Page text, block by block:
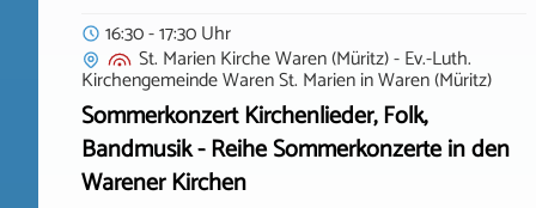
16:30 - 17:30 Uhr
St. Marien Kirche Waren (Müritz) - Ev.-Luth.
Kirchengemeinde Waren St. MarieninWaren (Müritz)
Sommerkonzert Kirchenlieder, Folk,
Bandmusik - Reihe Sommerkonzerte in den
Warener Kirchen